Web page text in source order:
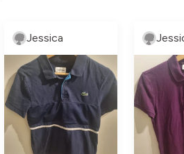
Jessica